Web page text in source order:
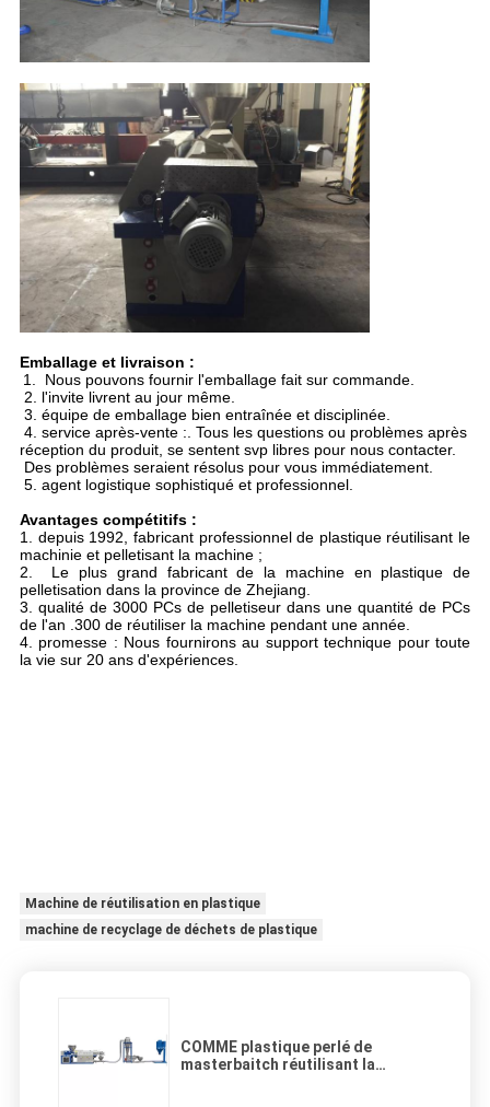
Emballage et livraison :
1. Nous pouvons fournir l'emballage fait sur commande.
2. l'invite livrent au jour même.
3. équipe de emballage bien entraînée et disciplinée.
4. service après-vente :. Tous les questions ou problèmes après
réception du produit, se sentent svp libres pour nous contacter.
Des problèmes seraient résolus pour vous immédiatement.
5. agent logistique sophistiqué et professionnel.
Avantages compétitifs :
1. depuis 1992, fabricant professionnel de plastique réutilisant le
machinie et pelletisant la machine ;
2. Le plus grand fabricant de la machine en plastique de
pelletisation dans la province de Zhejiang.
3. qualité de 3000 PCs de pelletiseur dans une quantité de PCs
de l'an .300 de réutiliser la machine pendant une année.
4. promesse : Nous fournirons au support technique pour toute
la vie sur 20 ans d'expériences.
Machine de réutilisation en plastique
machine de recyclage de déchets de plastique
COMME plastique perlé de
masterbaitch réutilisant la